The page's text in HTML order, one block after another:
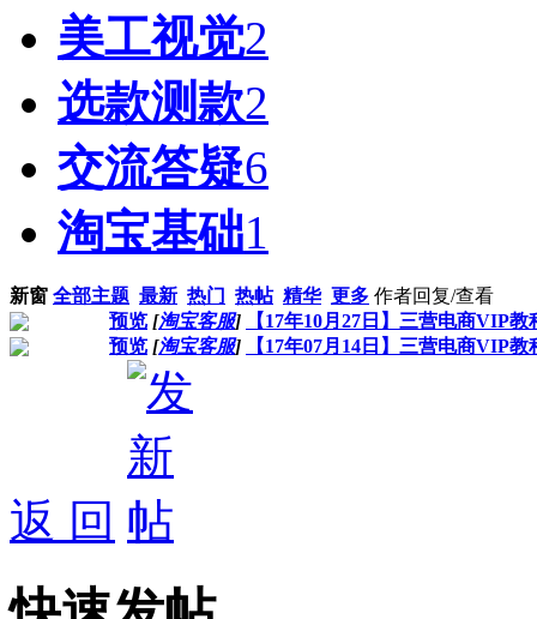
美工视觉2
选款测款2
交流答疑6
淘宝基础1
新窗 全部主题 最新 热门 热帖 精华 更多 作者回复/查看
预览 [淘宝客服]
【17年10月27日】三营电商VIP
预览 [淘宝客服] 【17年07月14日】三营电商VIP
返 回